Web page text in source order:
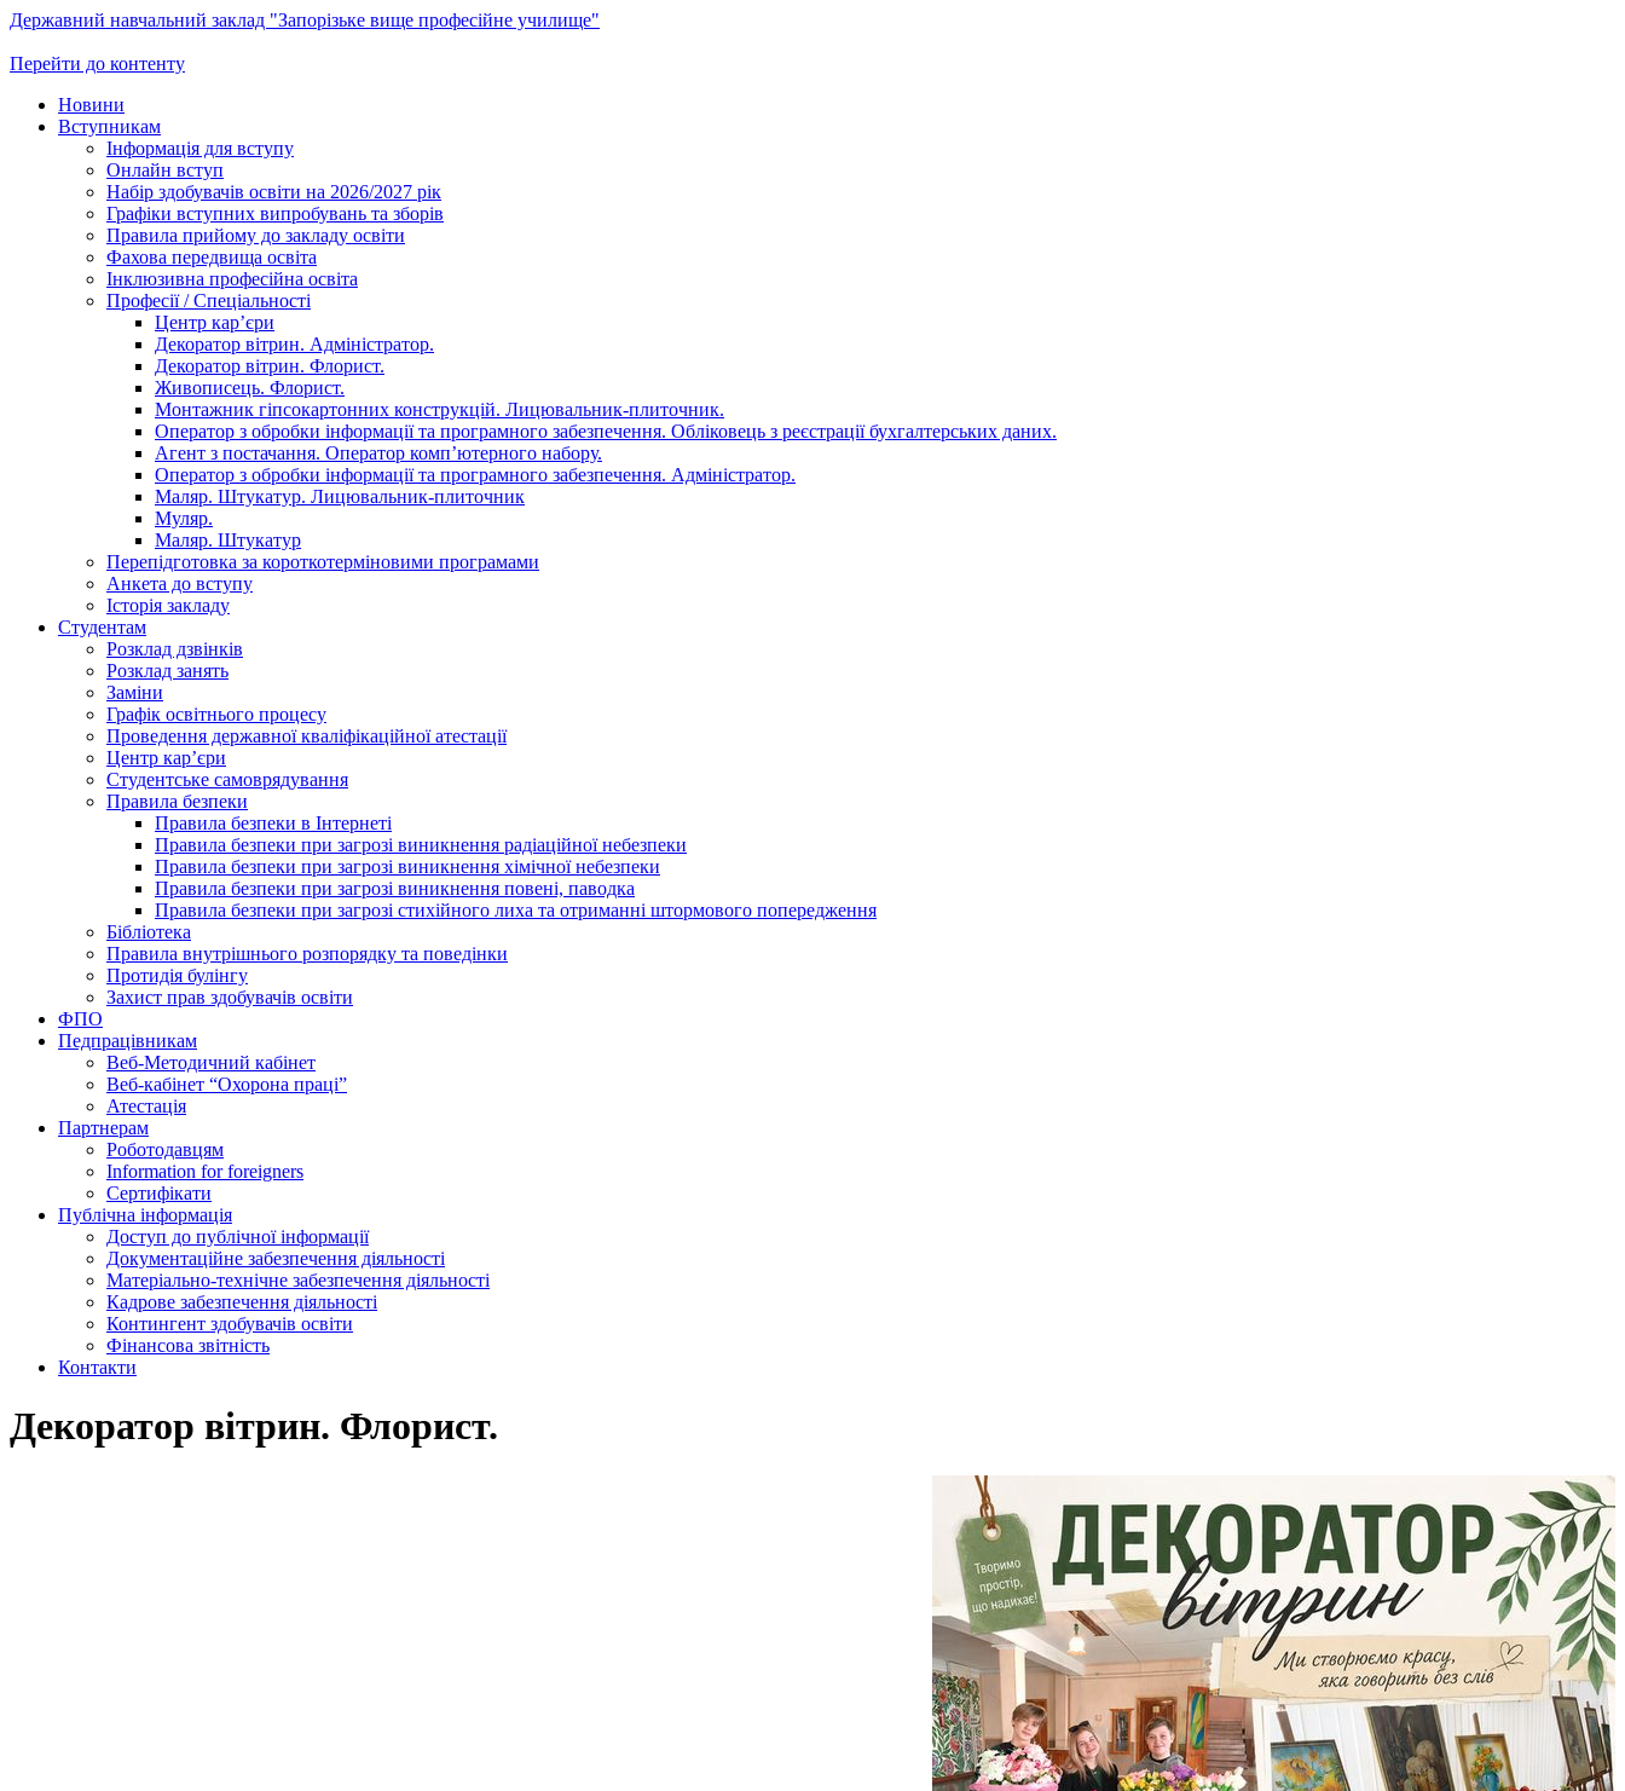
Державний навчальний заклад "Запорізьке вище професійне училище"
Перейти до контенту
Новини
Вступникам
Інформація для вступу
Онлайн вступ
Набір здобувачів освіти на 2026/2027 рік
Графіки вступних випробувань та зборів
Правила прийому до закладу освіти
Фахова передвища освіта
Інклюзивна професійна освіта
Професії / Спеціальності
Центр кар’єри
Декоратор вітрин. Адміністратор.
Декоратор вітрин. Флорист.
Живописець. Флорист.
Монтажник гіпсокартонних конструкцій. Лицювальник-плиточник.
Оператор з обробки інформації та програмного забезпечення. Обліковець з реєстрації бухгалтерських даних.
Агент з постачання. Оператор комп’ютерного набору.
Оператор з обробки інформації та програмного забезпечення. Адміністратор.
Маляр. Штукатур. Лицювальник-плиточник
Муляр.
Маляр. Штукатур
Перепідготовка за короткотерміновими програмами
Анкета до вступу
Історія закладу
Студентам
Розклад дзвінків
Розклад занять
Заміни
Графік освітнього процесу
Проведення державної кваліфікаційної атестації
Центр кар’єри
Студентське самоврядування
Правила безпеки
Правила безпеки в Інтернеті
Правила безпеки при загрозі виникнення радіаційної небезпеки
Правила безпеки при загрозі виникнення хімічної небезпеки
Правила безпеки при загрозі виникнення повені, паводка
Правила безпеки при загрозі стихійного лиха та отриманні штормового попередження
Бібліотека
Правила внутрішнього розпорядку та поведінки
Протидія булінгу
Захист прав здобувачів освіти
ФПО
Педпрацівникам
Веб-Методичний кабінет
Веб-кабінет “Охорона праці”
Атестація
Партнерам
Роботодавцям
Information for foreigners
Сертифікати
Публічна інформація
Доступ до публічної інформації
Документаційне забезпечення діяльності
Матеріально-технічне забезпечення діяльності
Кадрове забезпечення діяльності
Контингент здобувачів освіти
Фінансова звітність
Контакти
Декоратор вітрин. Флорист.